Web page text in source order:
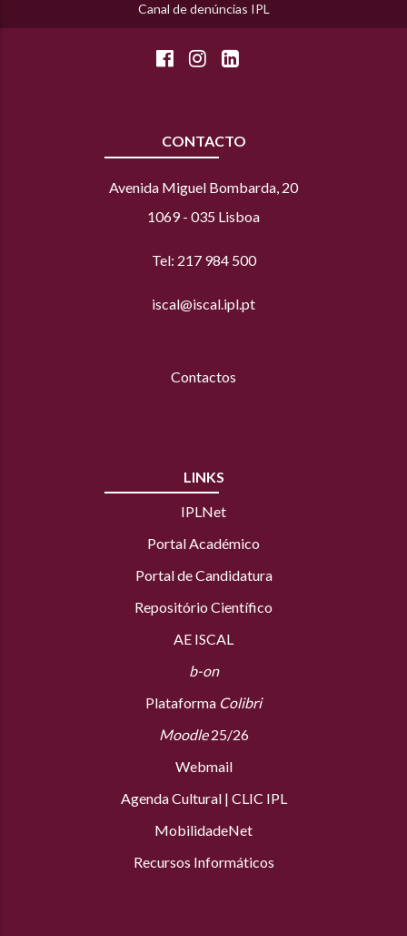
Canal de denúncias IPL
CONTACTO
Avenida Miguel Bombarda, 20
1069 - 035 Lisboa
Tel: 217 984 500
iscal@iscal.ipl.pt
Contactos
LINKS
IPLNet
Portal Académico
Portal de Candidatura
Repositório Científico
AE ISCAL
b-on
Plataforma Colibri
Moodle25/26
Webmail
Agenda Cultural| CLIC IPL
MobilidadeNet
Recursos Informáticos